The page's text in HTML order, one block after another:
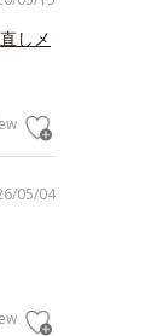
しメ
05/04